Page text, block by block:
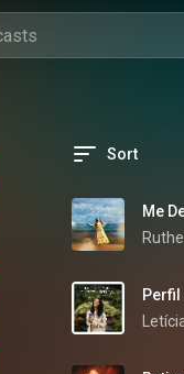
Sort
Me